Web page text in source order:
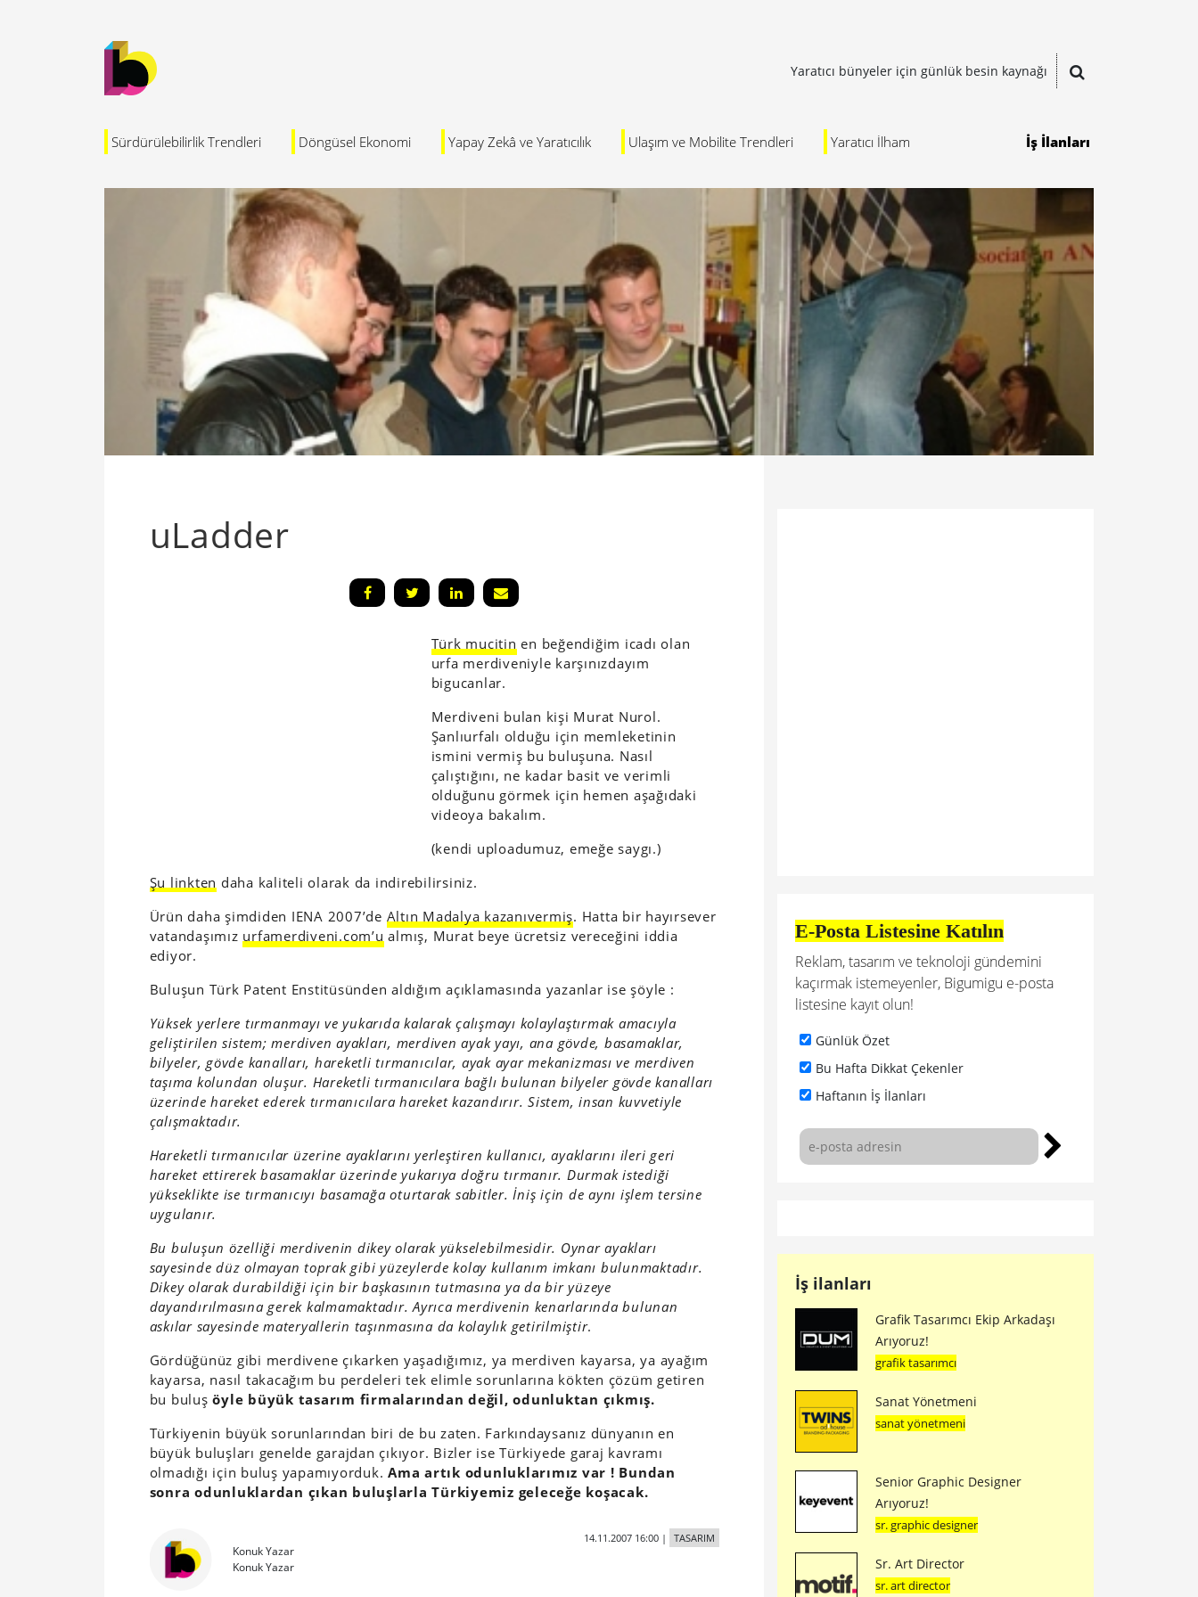
Yaratıcı bünyeler için günlük besin kaynağı
Sürdürülebilirlik Trendleri Döngüsel Ekonomi Yapay Zekâ ve Yaratıcılık Ulaşım ve Mobilite Trendleri Yaratıcı İlham İş İlanları
uLadder
Türk mucitin en beğendiğim icadı olan
urfa merdiveniyle karşınızdayım
bigucanlar.
Merdiveni bulan kişi Murat Nurol.
Şanlıurfalı olduğu için memleketinin
ismini vermiş bu buluşuna. Nasıl
çalıştığını, ne kadar basit ve verimli
olduğunu görmek için hemen aşağıdaki
videoya bakalım.
(kendi uploadumuz, emeğe saygı.)
Şu linkten daha kaliteli olarak da indirebilirsiniz.
Ürün daha şimdiden IENA 2007’de Altın Madalya kazanıvermiş. Hatta bir hayırsever
vatandaşımız urfamerdiveni.com’u almış, Murat beye ücretsiz vereceğini iddia
ediyor.
Buluşun Türk Patent Enstitüsünden aldığım açıklamasında yazanlar ise şöyle :
Yüksek yerlere tırmanmayı ve yukarıda kalarak çalışmayı kolaylaştırmak amacıyla
geliştirilen sistem; merdiven ayakları, merdiven ayak yayı, ana gövde, basamaklar,
bilyeler, gövde kanalları, hareketli tırmanıcılar, ayak ayar mekanizması ve merdiven
taşıma kolundan oluşur. Hareketli tırmanıcılara bağlı bulunan bilyeler gövde kanalları
üzerinde hareket ederek tırmanıcılara hareket kazandırır. Sistem, insan kuvvetiyle
çalışmaktadır.
Hareketli tırmanıcılar üzerine ayaklarını yerleştiren kullanıcı, ayaklarını ileri geri
hareket ettirerek basamaklar üzerinde yukarıya doğru tırmanır. Durmak istediği
yükseklikte ise tırmanıcıyı basamağa oturtarak sabitler. İniş için de aynı işlem tersine
uygulanır.
Bu buluşun özelliği merdivenin dikey olarak yükselebilmesidir. Oynar ayakları
sayesinde düz olmayan toprak gibi yüzeylerde kolay kullanım imkanı bulunmaktadır.
Dikey olarak durabildiği için bir başkasının tutmasına ya da bir yüzeye
dayandırılmasına gerek kalmamaktadır. Ayrıca merdivenin kenarlarında bulunan
askılar sayesinde materyallerin taşınmasına da kolaylık getirilmiştir.
Gördüğünüz gibi merdivene çıkarken yaşadığımız, ya merdiven kayarsa, ya ayağım
kayarsa, nasıl takacağım bu perdeleri tek elimle sorunlarına kökten çözüm getiren
bu buluşöyle büyük tasarım firmalarından değil, odunluktan çıkmış.
Türkiyenin büyük sorunlarından biri de bu zaten. Farkındaysanız dünyanın en
büyük buluşları genelde garajdan çıkıyor. Bizler ise Türkiyede garaj kavramı
olmadığı için buluş yapamıyorduk.Ama artık odunluklarımız var ! Bundan
sonra odunluklardan çıkan buluşlarla Türkiyemiz geleceğe koşacak.
Konuk Yazar
Konuk Yazar
14.11.2007 16:00| TASARIM
E-Posta Listesine Katılın
Reklam, tasarım ve teknoloji gündemini
kaçırmak istemeyenler, Bigumigu e-posta
listesine kayıt olun!
Günlük Özet
Bu Hafta Dikkat Çekenler
Haftanın İş İlanları
İş ilanları
Grafik Tasarımcı Ekip Arkadaşı
Arıyoruz!
grafik tasarımcı
Sanat Yönetmeni
sanat yönetmeni
Senior Graphic Designer
Arıyoruz!
sr. graphic designer
Sr. Art Director
sr. art director